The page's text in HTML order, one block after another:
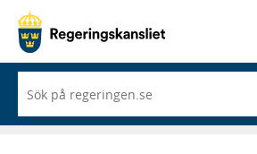
du
börjar
skriva